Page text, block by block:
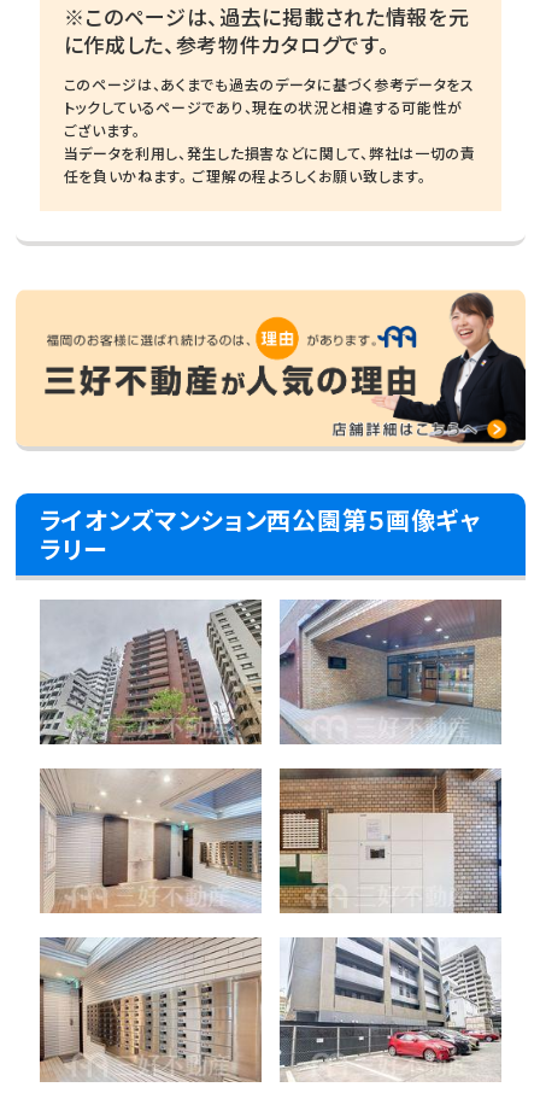
※このページは、過去に掲載された情報を元
に作成した、参考物件カタログです。
このページは、あくまでも過去のデータに基づく参考データをス
トックしているページであり、現在の状況と相違する可能性が
ございます。
当データを利用し、発生した損害などに関して、弊社は一切の責
任を負いかねます。 ご理解の程よろしくお願い致します。
ライオンズマンション西公園第５画像ギャ
ラリー